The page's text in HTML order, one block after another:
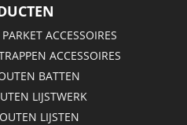
ACCESSOIRES
ACCESSOIRES
BATTEN
LIJSTWERK
LIJSTEN